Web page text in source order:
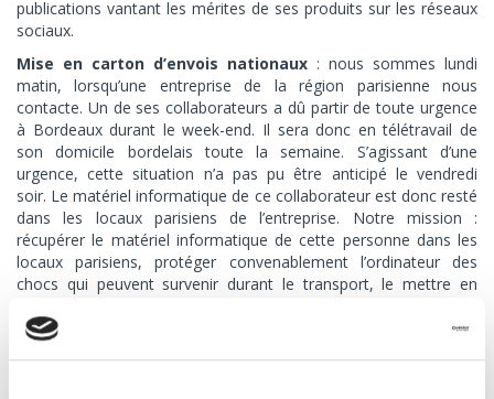
publications vantant les mérites de ses produits sur les réseaux
sociaux.
Mise en carton d’envois nationaux : nous sommes lundi
matin, lorsqu’une entreprise de la région parisienne nous
contacte. Un de ses collaborateurs a dû partir de toute urgence
à Bordeaux durant le week-end. Il sera donc en télétravail de
son domicile bordelais toute la semaine. S’agissant d’une
urgence, cette situation n’a pas pu être anticipé le vendredi
soir. Le matériel informatique de ce collaborateur est donc resté
dans les locaux parisiens de l’entreprise. Notre mission :
récupérer le matériel informatique de cette personne dans les
locaux parisiens, protéger convenablement l’ordinateur des
chocs qui peuvent survenir durant le transport, le mettre en
l’ordinateur est arrivé intact et à bon port dès le lendemain